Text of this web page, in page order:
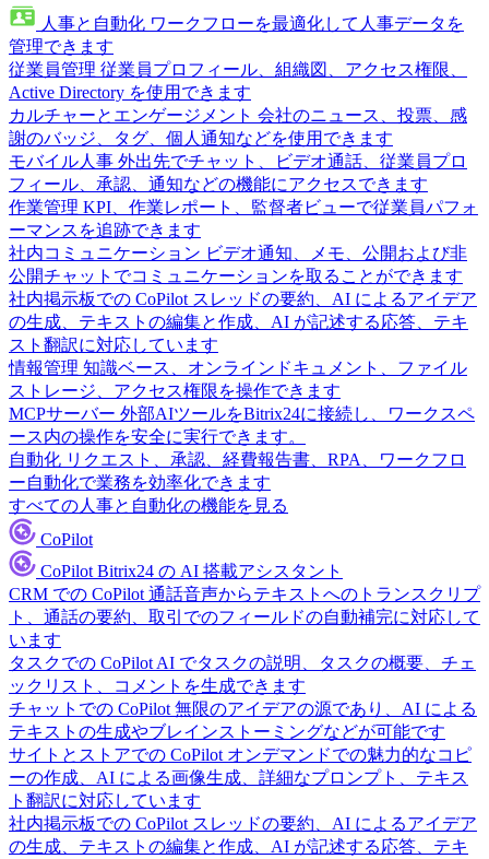
人事と自動化 ワークフローを最適化して人事データを
管理できます
従業員管理 従業員プロフィール、組織図、アクセス権限、
Active Directory を使用できます
カルチャーとエンゲージメント 会社のニュース、投票、感
謝のバッジ、タグ、個人通知などを使用できます
モバイル人事 外出先でチャット、ビデオ通話、従業員プロ
フィール、承認、通知などの機能にアクセスできます
作業管理 KPI、作業レポート、監督者ビューで従業員パフォ
ーマンスを追跡できます
社内コミュニケーション ビデオ通知、メモ、公開および非
公開チャットでコミュニケーションを取ることができます
社内掲示板での CoPilot スレッドの要約、AI によるアイデア
の生成、テキストの編集と作成、AI が記述する応答、テキ
スト翻訳に対応しています
情報管理 知識ベース、オンラインドキュメント、ファイル
ストレージ、アクセス権限を操作できます
MCPサーバー 外部AIツールをBitrix24に接続し、ワークスペ
ース内の操作を安全に実行できます。
自動化 リクエスト、承認、経費報告書、RPA、ワークフロ
ー自動化で業務を効率化できます
すべての人事と自動化の機能を見る
CoPilot
CoPilot Bitrix24 の AI 搭載アシスタント
CRM での CoPilot 通話音声からテキストへのトランスクリプ
ト、通話の要約、取引でのフィールドの自動補完に対応して
います
タスクでの CoPilot AI でタスクの説明、タスクの概要、チェ
ックリスト、コメントを生成できます
チャットでの CoPilot 無限のアイデアの源であり、AI による
テキストの生成やブレインストーミングなどが可能です
サイトとストアでの CoPilot オンデマンドでの魅力的なコピ
ーの作成、AI による画像生成、詳細なプロンプト、テキス
ト翻訳に対応しています
社内掲示板での CoPilot スレッドの要約、AI によるアイデア
の生成、テキストの編集と作成、AI が記述する応答、テキ